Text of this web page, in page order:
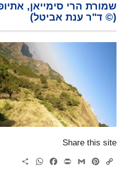
(© ד"ר ענת אביטל)
Share this site
Copy
Pinterest
Gmail
Print
Facebook
WhatsApp